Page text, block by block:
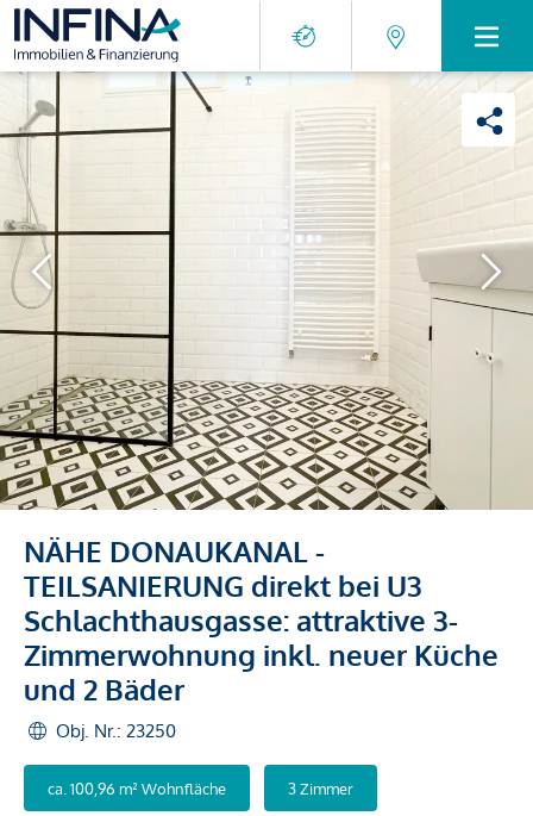
NÄHE DONAUKANAL -
TEILSANIERUNG direkt bei U3
Schlachthausgasse: attraktive 3-
Zimmerwohnung inkl. neuer Küche
und 2 Bäder
Obj. Nr.: 23250
ca. 100,96 m² Wohnfläche 3 Zimmer